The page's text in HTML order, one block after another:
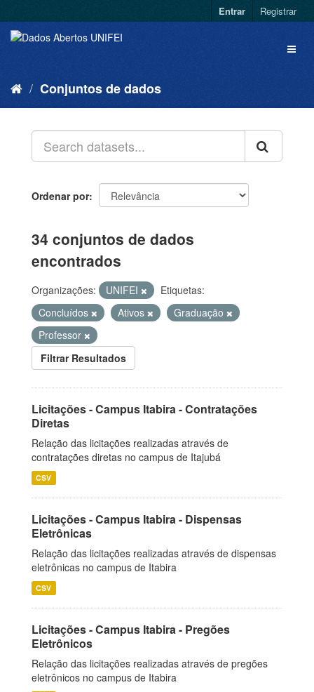
Entrar Registrar
Conjuntos de dados
Ordenar por
34 conjuntos de dados
encontrados
Organizações: UNIFEI
Etiquetas:
Concluídos
Ativos
Graduação
Professor
Filtrar Resultados
Licitações - Campus Itabira - Contratações
Diretas
Relação das licitações realizadas através de
contratações diretas no campus de Itajubá
CSV
Licitações - Campus Itabira - Dispensas
Eletrônicas
Relação das licitações realizadas através de dispensas
eletrônicas no campus de Itabira
CSV
Licitações - Campus Itabira - Pregões
Eletrônicos
Relação das licitações realizadas através de pregões
eletrônicos no campus de Itabira